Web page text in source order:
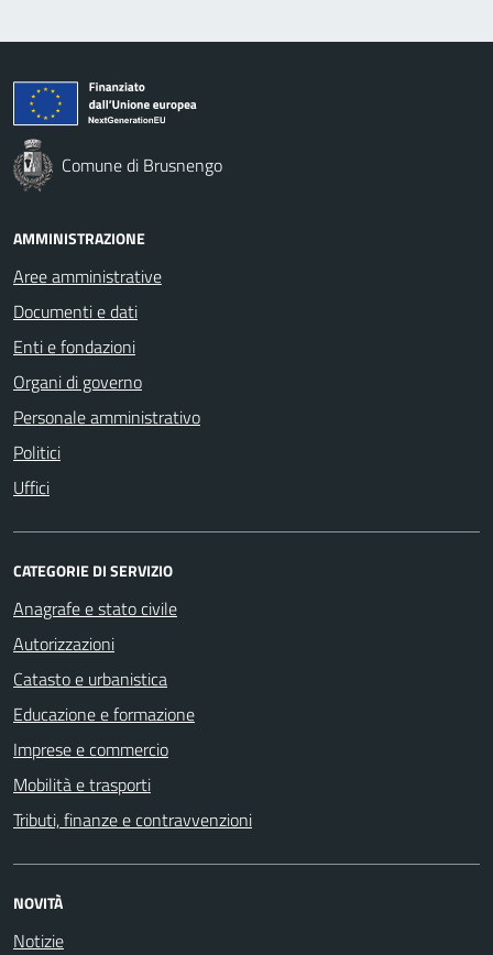
Comune di Brusnengo
AMMINISTRAZIONE
Aree amministrative
Documenti e dati
Enti e fondazioni
Organi di governo
Personale amministrativo
Politici
Uffici
CATEGORIE DI SERVIZIO
Anagrafe e stato civile
Autorizzazioni
Catasto e urbanistica
Educazione e formazione
Imprese e commercio
Mobilità e trasporti
Tributi, finanze e contravvenzioni
NOVITÀ
Notizie